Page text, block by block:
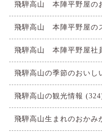
飛騨高山 本陣平野屋の
飛騨高山 本陣平野屋の
飛騨高山 本陣平野屋社
飛騨高山の季節のおいし
飛騨高山の観光情報
飛騨高山生まれのおかみ